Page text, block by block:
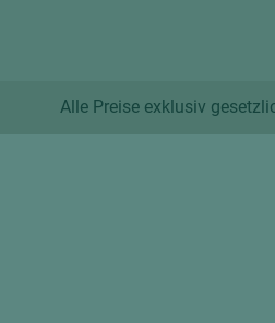
Alle Preise exklusiv